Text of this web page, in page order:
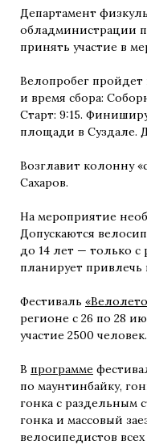
Департамент
обладминистрации
принять участие в
Велопробег
и время сбора:
Старт: 9:15.
площади в Суздале.
Возглавит колонну
Сахаров.
На мероприятие
Допускаются
до 14 лет — только
планирует привлечь
Фестиваль
регионе с 26 по 28
участие 2500 человек.
В программе
по маунтинбайку,
гонка с раздельным
гонка и массовый
велосипедистов